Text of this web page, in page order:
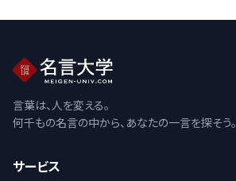
言葉は、人を変える。
何千もの名言の中から、あなたの一言を探そう。
サービス